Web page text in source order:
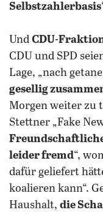
Selbstzahlerbasis
Und CDU-
CDU und SPD
Lage, „nach
gesellig
Morgen weiter zu
Stettner „Fake
leider fremd“,
dafür geliefert
koalieren kann“.
Haushalt, die